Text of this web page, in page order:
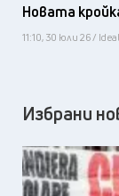
Новата
11:10, 30 юли 26 /
Избрани